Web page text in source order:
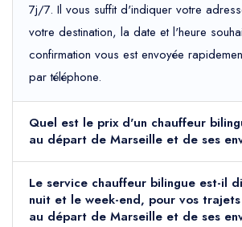
7j/7. Il vous suffit d'indiquer votre
votre destination, la date et l'heure
confirmation vous est envoyée
par téléphone.
Quel est le prix d'un chauffeur
au départ de Marseille et de ses
Le service chauffeur bilingue est-il
nuit et le week-end, pour vos
au départ de Marseille et de ses